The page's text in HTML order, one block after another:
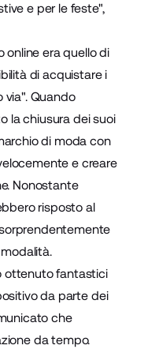
e per le feste",
online era quello di
di acquistare i
via". Quando
la chiusura dei suoi
di moda con
e creare
Nonostante
risposto al
ottenuto fantastici
da parte dei
che
da tempo.